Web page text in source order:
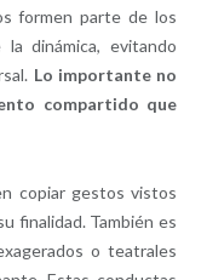
formen parte de los
dinámica, evitando
Lo importante no
compartido que
copiar gestos vistos
finalidad. También es
o teatrales